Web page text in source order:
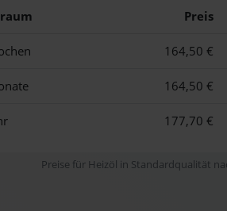
Preis
164,50 €
164,50 €
177,70 €
Preise für Heizöl in Standardqualität